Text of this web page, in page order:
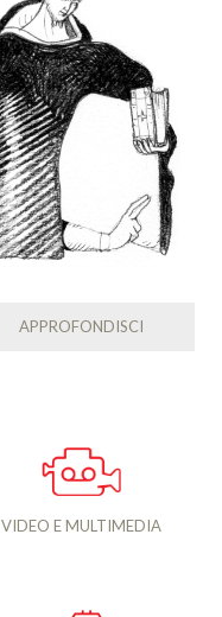
APPROFONDISCI
VIDEO E MULTIMEDIA